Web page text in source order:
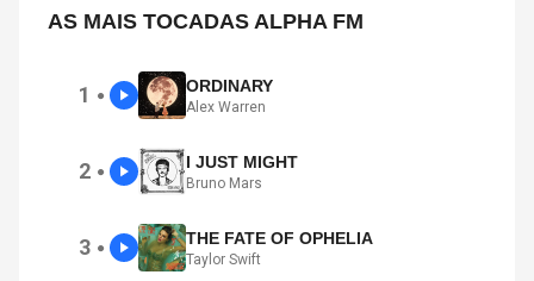
AS MAIS TOCADAS ALPHA FM
1 ● ORDINARY
Alex Warren
2 ● I JUST MIGHT
Bruno Mars
3 ● THE FATE OF OPHELIA
Taylor Swift